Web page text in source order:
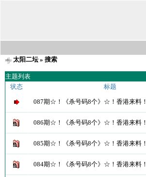
太阳二坛» 搜索
主题列表
状态
标题
087期☆！《杀号码8个》☆！香港来料！
086期☆！《杀号码8个》☆！香港来料！
085期☆！《杀号码8个》☆！香港来料！
084期☆！《杀号码8个》☆！香港来料！